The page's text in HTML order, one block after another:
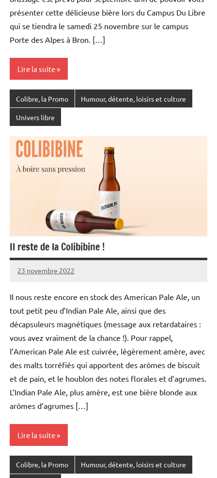
présenter cette délicieuse bière lors du Campus Du Libre
qui se tiendra le samedi 25 novembre sur le campus
Porte des Alpes à Bron. […]
Lire la suite
Colibre, la Promo Humour, détente, loisirs et culture
Univers libre
Il reste de la Colibibine !
23 novembre 2022
Fanny
Aucun
Il nous reste encore en stock des American Pale Ale, un
tout petit peu d’Indian Pale Ale, ainsi que des
décapsuleurs magnétiques (message aux retardataires :
vous avez vraiment de la chance !). Pour rappel,
l’American Pale Ale est cuivrée, légèrement amère, avec
des malts torréfiés qui apportent des arômes de biscuit
et de pain, et le houblon des notes florales et d’agrumes.
L’Indian Pale Ale, plus amère, est une bière blonde aux
arômes d’agrumes […]
Lire la suite
Colibre, la Promo Humour, détente, loisirs et culture